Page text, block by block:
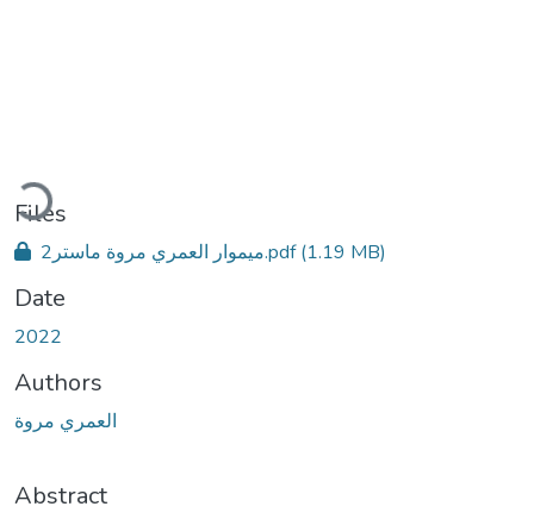
Loading...
Files
ميموار العمري مروة ماستر2.pdf(1.19 MB)
Date
2022
Authors
العمري مروة
Abstract